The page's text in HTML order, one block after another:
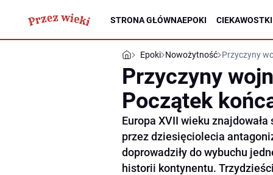
STRONA GŁÓWNAEPOKI
Epoki Nowożytność Przyczyny
Przyczyny
Początek
Europa XVII wieku
przez dziesięciolecia
doprowadziły do wybuchu
historii kontynentu.